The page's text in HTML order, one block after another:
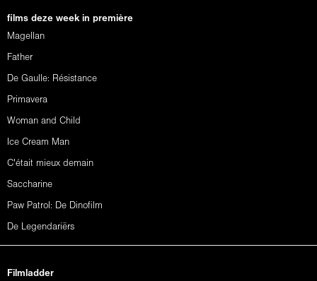
films deze week in première
Magellan
Father
De Gaulle: Résistance
Primavera
Woman and Child
Ice Cream Man
C'était mieux demain
Saccharine
Paw Patrol: De Dinofilm
De Legendariërs
Filmladder